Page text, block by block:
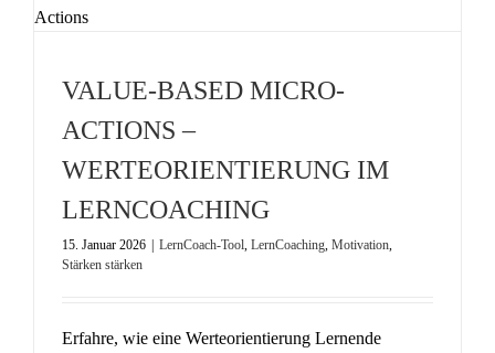
VALUE-BASED MICRO-
ACTIONS –
WERTEORIENTIERUNG IM
LERNCOACHING
15. Januar 2026 LernCoach-Tool, LernCoaching, Motivation,
Stärken stärken
Erfahre, wie eine Werteorientierung Lernende